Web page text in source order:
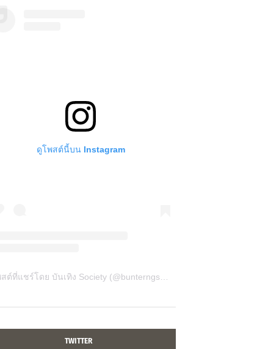
ดูโพสต์นี้บน Instagram
TWITTER